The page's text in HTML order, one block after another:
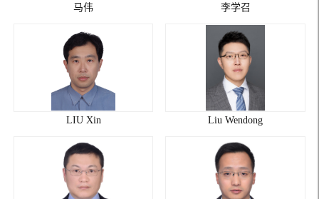
马伟 李学召
LIU Xin Liu Wendong